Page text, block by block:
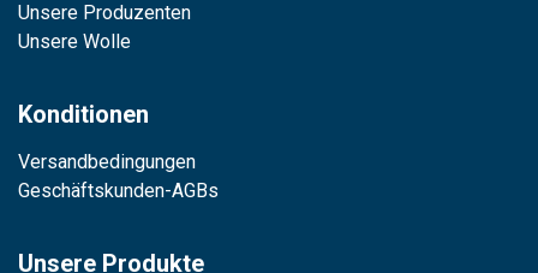
Unsere Produzenten
Unsere Wolle
Konditionen
Versandbedingungen
Geschäftskunden-AGBs
Unsere Produkte